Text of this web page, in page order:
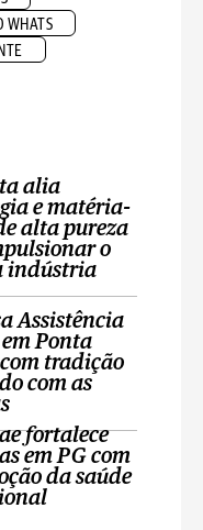
WHATS
alia
e matéria-
alta pureza
o
indústria
Assistência
Ponta
tradição
com as
fortalece
em PG com
da saúde